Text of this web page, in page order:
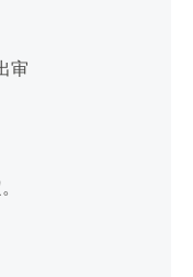
审